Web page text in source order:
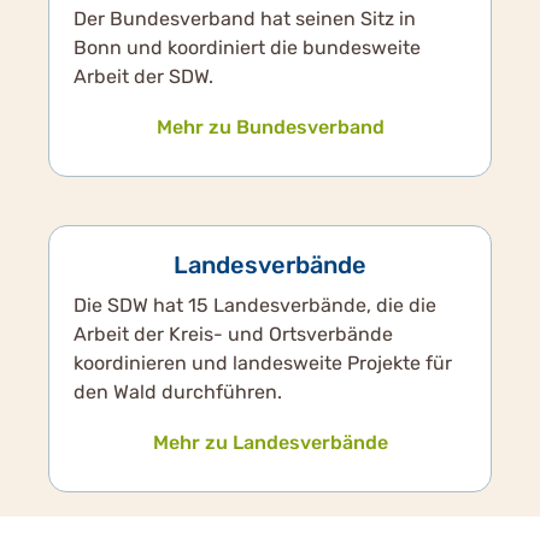
Der Bundesverband hat seinen Sitz in
Bonn und koordiniert die bundesweite
Arbeit der SDW.
Mehr zu Bundesverband
Landesverbände
Die SDW hat 15 Landesverbände, die die
Arbeit der Kreis- und Ortsverbände
koordinieren und landesweite Projekte für
den Wald durchführen.
Mehr zu Landesverbände